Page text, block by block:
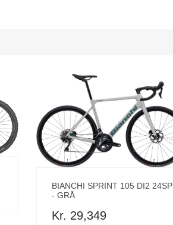
BIANCHI SPRINT 105 DI2 24SP
- GRÅ
Kr. 29,349